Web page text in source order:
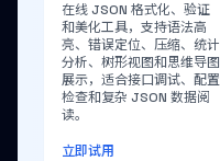
在线 JSON 格式化、验证
和美化工具，支持语法高
亮、错误定位、压缩、统计
分析、树形视图和思维导图
展示，适合接口调试、配置
检查和复杂 JSON 数据阅
读。
立即试用